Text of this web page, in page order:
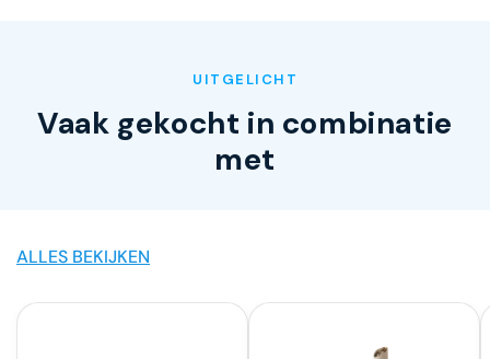
UITGELICHT
Vaak gekocht in combinatie
met
ALLES BEKIJKEN